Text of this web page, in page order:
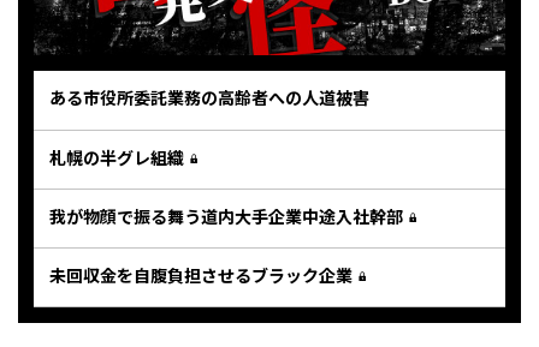
ある市役所委託業務の高齢者への人道被害
札幌の半グレ組織
我が物顔で振る舞う道内大手企業中途入社幹部
未回収金を自腹負担させるブラック企業